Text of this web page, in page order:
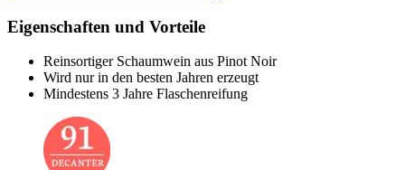
Eigenschaften und Vorteile
Reinsortiger Schaumwein aus Pinot Noir
Wird nur in den besten Jahren erzeugt
Mindestens 3 Jahre Flaschenreifung